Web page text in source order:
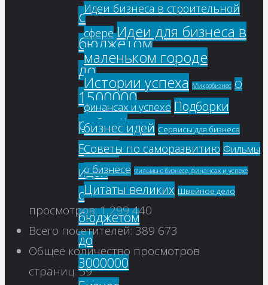
с
бюджетом
до
1500000
рублей
Бизнес
идеи
с
бюджетом
до
3000000
Идеи бизнеса в строительной
сфере Идеи для бизнеса в
маленьком городе
Истории успеха Микробизнес О
финансах и успехе Подборки
бизнес идей Сервисы для бизнеса
Советы по саморазвитию Фильмы
о бизнесе Фильмы о бизнесе, финансах и успехе
Цитаты великих Швейное дело
просмотров:1 299 440
Всего посетителей:389 673
Общее количество просмотров
страниц:59